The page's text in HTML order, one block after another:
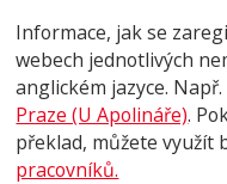
Informace, jak se
webech jednotlivých
anglickém jazyce. Např.
Praze (U Apolináře).
překlad, můžete využít
pracovníků.